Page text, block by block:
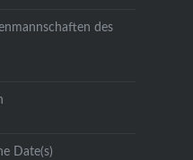
des
Date(s)